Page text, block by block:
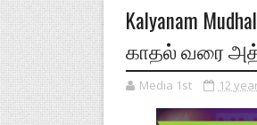
Kalyanam
காதல் வரை
Media 1st 12